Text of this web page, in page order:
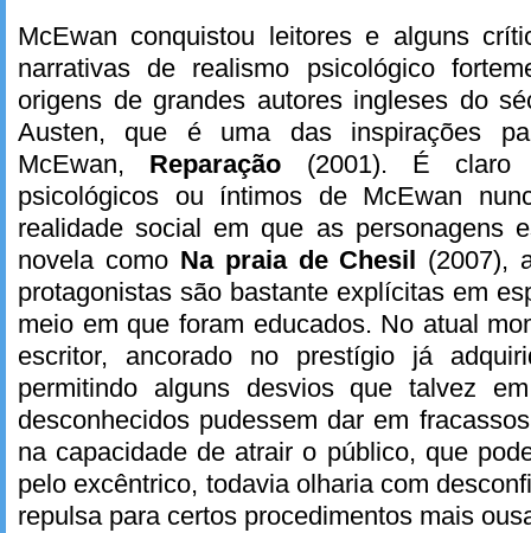
McEwan conquistou leitores e alguns
narrativas de realismo psicológico
origens de grandes autores ingleses do
Austen, que é uma das inspirações
McEwan, Reparação (2001). É claro
psicológicos ou íntimos de McEwan
realidade social em que as personagens
novela como Na praia de Chesil (2007),
protagonistas são bastante explícitas em
meio em que foram educados. No atual
escritor, ancorado no prestígio já
permitindo alguns desvios que talvez
desconhecidos pudessem dar em
na capacidade de atrair o público, que
pelo excêntrico, todavia olharia com
repulsa para certos procedimentos mais